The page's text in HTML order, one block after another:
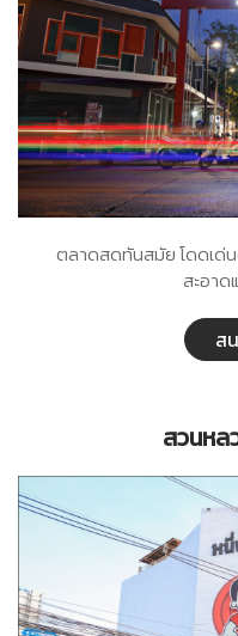
ตลาดสดทันสมัย โดดเด่
สะอา
ส
สวนห